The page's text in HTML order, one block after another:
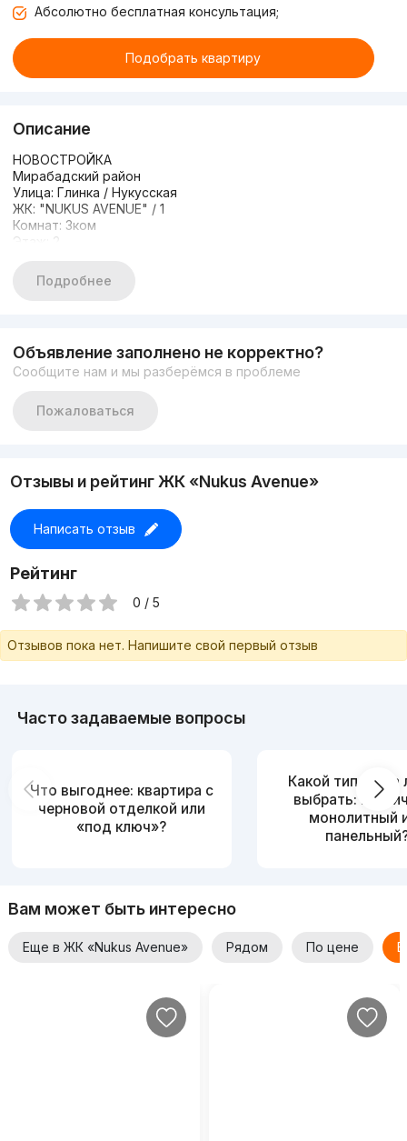
Абсолютно бесплатная консультация;
Подобрать квартиру
Описание
НОВОСТРОЙКА
Мирабадский район
Улица: Глинка / Нукусская
ЖК: "NUKUS AVENUE" / 1
Комнат: 3ком
Этаж: 2
Площадь: 117.5м²
Состояние: без ремонта/ терраса
Подробнее
Объявление заполнено не корректно?
Сообщите нам и мы разберёмся в проблеме
Пожаловаться
Отзывы и рейтинг ЖК «Nukus Avenue»
Написать отзыв
Рейтинг
0 / 5
Отзывов пока нет. Напишите свой первый отзыв
Часто задаваемые вопросы
Что выгоднее: квартира с
черновой отделкой или
«под ключ»?
Какой тип дома
выбрать:
монолитный
Вам может быть интересно
Еще в ЖК «Nukus Avenue» Рядом По цене